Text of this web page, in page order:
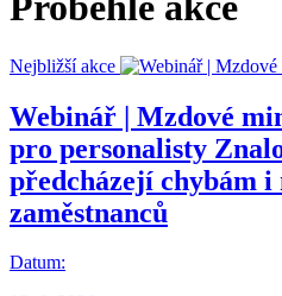
Nejbližší akce
Webinář | Mzdové
pro personalisty
předcházejí chybám i
zaměstnanců
Datum: